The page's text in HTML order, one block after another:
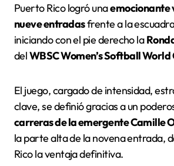
Puerto Rico logró unaemocionante
nueve entradasfrente a la
iniciando con el pie derecho la
delWBSC Women’s Softball
El juego, cargado de intensidad,
clave, se definió gracias a un
carreras de la emergente Camille
la parte alta de la novena entrada,
Rico la ventaja definitiva.